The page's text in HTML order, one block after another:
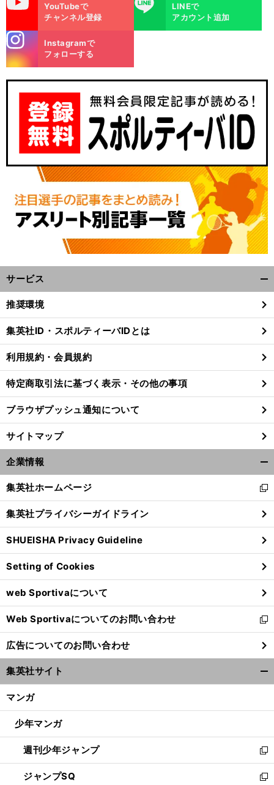
前
へ
YouTubeで
チャンネル登録
LINEで
アカウント追加
m
Instagramで
フォローする
サービス
閉
る
推奨環境
集英社ID・スポルティーバIDとは
利用規約・会員規約
特定商取引法に基づく表示・その他の事項
ブラウザプッシュ通知について
サイトマップ
企業情報
閉
る
集英社ホームページ
新
し
い
ウ
ィ
ン
ド
ウ
で
開
く
集英社プライバシーガイドライン
SHUEISHA Privacy Guideline
Setting of Cookies
web Sportivaについて
Web Sportivaについてのお問い合わせ
新
し
い
ウ
ィ
ン
ウ
開
く
広告についてのお問い合わせ
集英社サイト
マンガ
少年マンガ
週刊少年ジャンプ
新
し
い
ジャンプSQ
新